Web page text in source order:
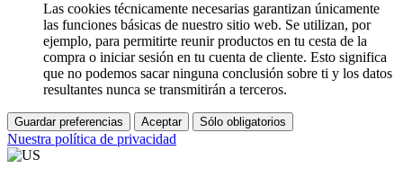
Las cookies técnicamente necesarias garantizan únicamente
las funciones básicas de nuestro sitio web. Se utilizan, por
ejemplo, para permitirte reunir productos en tu cesta de la
compra o iniciar sesión en tu cuenta de cliente. Esto significa
que no podemos sacar ninguna conclusión sobre ti y los datos
resultantes nunca se transmitirán a terceros.
Guardar preferencias Aceptar Sólo obligatorios
Nuestra política de privacidad